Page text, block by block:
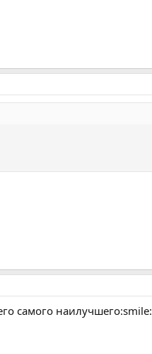
самого наилучшего:smile: